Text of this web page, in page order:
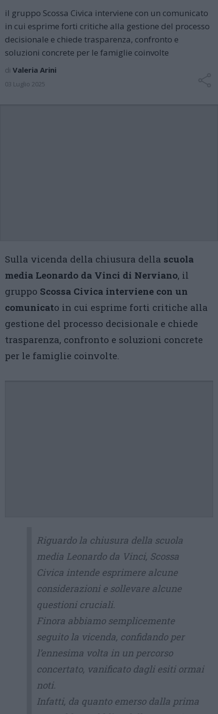
il gruppo Scossa Civica interviene con un comunicato
in cui esprime forti critiche alla gestione del processo
decisionale e chiede trasparenza, confronto e
soluzioni concrete per le famiglie coinvolte
di Valeria Arini
03 Luglio 2025
Sulla vicenda della chiusura della scuola
media Leonardo da Vinci di Nerviano, il
gruppo Scossa Civica interviene con un
comunicato in cui esprime forti critiche alla
gestione del processo decisionale e chiede
trasparenza, confronto e soluzioni concrete
per le famiglie coinvolte.
Riguardo la chiusura della scuola
media Leonardo da Vinci, Scossa
Civica intende esprimere alcune
considerazioni e sollevare alcune
questioni cruciali.
Finora abbiamo semplicemente
seguito la vicenda, confidando per
l’ennesima volta in un percorso
concertato, vanificato dagli esiti ormai
noti.
Infatti, da quanto emerso dalla prima